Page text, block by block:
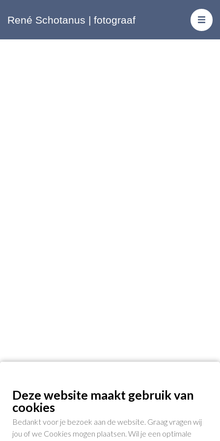
René Schotanus | fotograaf
Deze website maakt gebruik van
cookies
Bedankt voor je bezoek aan de website. Graag vragen wij
jou of we Cookies mogen plaatsen. Wil je een optimale